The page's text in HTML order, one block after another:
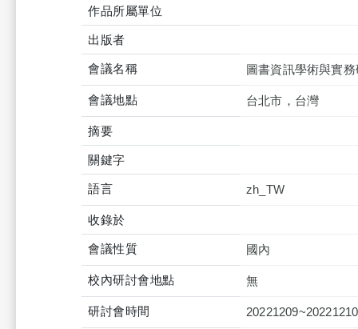
作品所屬單位
出版者
會議名稱 圖書資訊學術與實
會議地點 台北市，台灣
摘要
關鍵字
語言 zh_TW
收錄於
會議性質 國內
校內研討會地點 無
研討會時間 20221209~20221210